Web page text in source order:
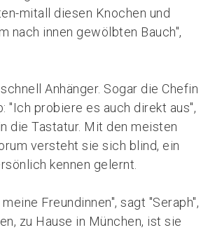
mitall diesen Knochen und
nach innen gewölbten Bauch",
Anhänger. Sogar die Chefin
"Ich probiere es auch direkt aus",
die Tastatur. Mit den meisten
versteht sie sich blind, ein
kennen gelernt.
Freundinnen", sagt "Seraph",
zu Hause in München, ist sie